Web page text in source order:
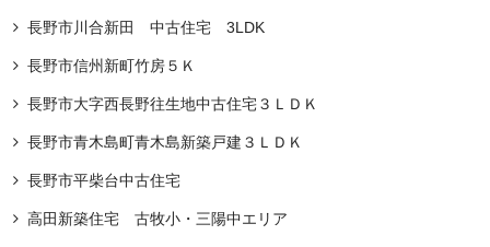
長野市川合新田 中古住宅 3LDK
長野市信州新町竹房５Ｋ
長野市大字西長野往生地中古住宅３ＬＤＫ
長野市青木島町青木島新築戸建３ＬＤＫ
長野市平柴台中古住宅
高田新築住宅 古牧小・三陽中エリア